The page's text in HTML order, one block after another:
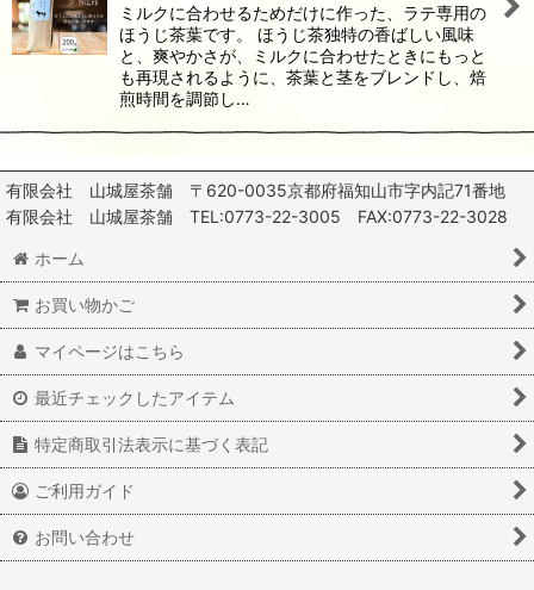
ミルクに合わせるためだけに作った、ラテ専用の
ほうじ茶葉です。 ほうじ茶独特の香ばしい風味
と、爽やかさが、ミルクに合わせたときにもっと
も再現されるように、茶葉と茎をブレンドし、焙
煎時間を調節し…
有限会社 山城屋茶舗 〒620-0035京都府福知山市字内記71番地
有限会社 山城屋茶舗 TEL:0773-22-3005 FAX:0773-22-3028
ホーム
お買い物かご
マイページはこちら
最近チェックしたアイテム
特定商取引法表示に基づく表記
ご利用ガイド
お問い合わせ